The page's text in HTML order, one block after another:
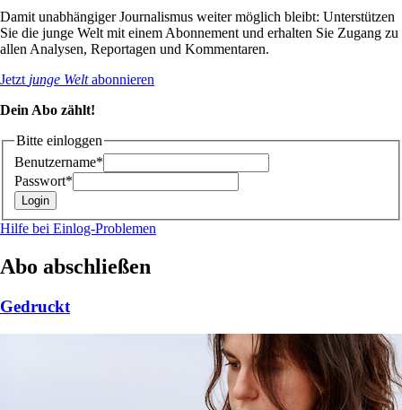
Damit unabhängiger Journalismus weiter möglich bleibt: Unterstützen
Sie die junge Welt mit einem Abonnement und erhalten Sie Zugang zu
allen Analysen, Reportagen und Kommentaren.
Jetzt junge Weltabonnieren
Dein Abo zählt!
Bitte einloggen
Benutzername*
Passwort*
Hilfe bei Einlog-Problemen
Abo abschließen
Gedruckt